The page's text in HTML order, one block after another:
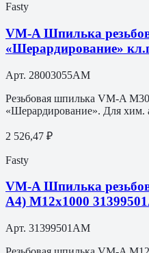
Fasty
VM-A Шпилька
«Шерардирование»
Арт. 28003055AM
Резьбовая шпилька VM-A
«Шерардирование». Для хим.
2 526,47 ₽
Fasty
VM-A Шпилька
A4) M12х1000
Арт. 31399501АМ